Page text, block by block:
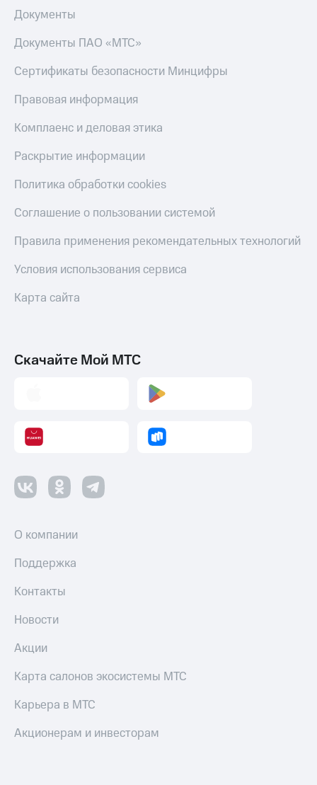
Документы
Документы ПАО «МТС»
Сертификаты безопасности Минцифры
Правовая информация
Комплаенс и деловая этика
Раскрытие информации
Политика обработки cookies
Соглашение о пользовании системой
Правила применения рекомендательных технологий
Условия использования сервиса
Карта сайта
Скачайте Мой МТС
О компании
Поддержка
Контакты
Новости
Акции
Карта салонов экосистемы МТС
Карьера в МТС
Акционерам и инвесторам